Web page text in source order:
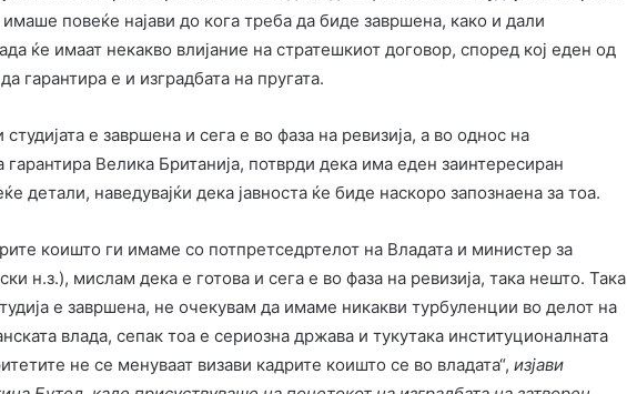
повеќе најави до кога треба да биде завршена, како и дали
ќе имаат некакво влијание на стратешкиот договор, според кој еден од
гарантира е и изградбата на пругата.
е завршена и сега е во фаза на ревизија, а во однос на
Велика Британија, потврди дека има еден заинтересиран
детали, наведувајќи дека јавноста ќе биде наскоро запознаена за тоа.
коишто ги имаме со потпретседртелот на Владата и министер за
н.з.), мислам дека е готова и сега е во фаза на ревизија, така нешто. Така
е завршена, не очекувам да имаме никакви турбуленции во делот на
влада, сепак тоа е сериозна држава и тукутака институционалната
не се менуваат визави кадрите коишто се во владата“, изјави